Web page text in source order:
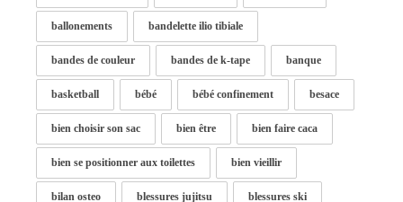
ballonements bandelette ilio tibiale
bandes de couleur bandes de k-tape banque
basketball bébé bébé confinement besace
bien choisir son sac bien être bien faire caca
bien se positionner aux toilettes bien vieillir
bilan osteo blessures jujitsu blessures ski